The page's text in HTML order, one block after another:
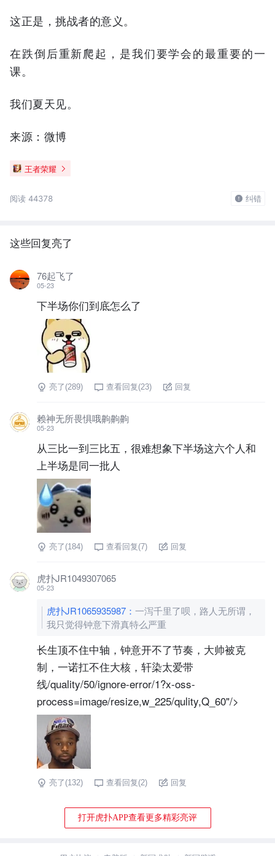
这正是，挑战者的意义。
在跌倒后重新爬起，是我们要学会的最重要的一
课。
我们夏天见。
来源：微博
王者荣耀
阅读 44378 纠错
这些回复亮了
76起飞了
05-23
下半场你们到底怎么了
亮了(289) 查看回复(23) 回复
赖神无所畏惧哦齁齁齁
05-23
从三比一到三比五，很难想象下半场这六个人和
上半场是同一批人
亮了(184) 查看回复(7) 回复
虎扑JR1049307065
05-23
虎扑JR1065935987 ： 一泻千里了呗，路人无所谓，
我只觉得钟意下滑真特么严重
长生顶不住中轴，钟意开不了节奏，大帅被克
制，一诺扛不住大核，轩染太爱带
线/quality/50/ignore-error/1?x-oss-
process=image/resize,w_225/qulity,Q_60"/>
亮了(132) 查看回复(2) 回复
打开虎扑APP查看更多精彩亮评